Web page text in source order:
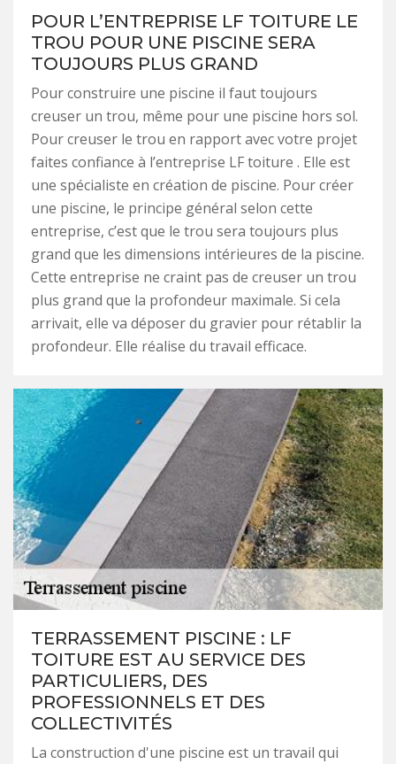
POUR L’ENTREPRISE LF TOITURE LE
TROU POUR UNE PISCINE SERA
TOUJOURS PLUS GRAND
Pour construire une piscine il faut toujours
creuser un trou, même pour une piscine hors sol.
Pour creuser le trou en rapport avec votre projet
faites confiance à l’entreprise LF toiture . Elle est
une spécialiste en création de piscine. Pour créer
une piscine, le principe général selon cette
entreprise, c’est que le trou sera toujours plus
grand que les dimensions intérieures de la piscine.
Cette entreprise ne craint pas de creuser un trou
plus grand que la profondeur maximale. Si cela
arrivait, elle va déposer du gravier pour rétablir la
profondeur. Elle réalise du travail efficace.
TERRASSEMENT PISCINE : LF
TOITURE EST AU SERVICE DES
PARTICULIERS, DES
PROFESSIONNELS ET DES
COLLECTIVITÉS
La construction d'une piscine est un travail qui